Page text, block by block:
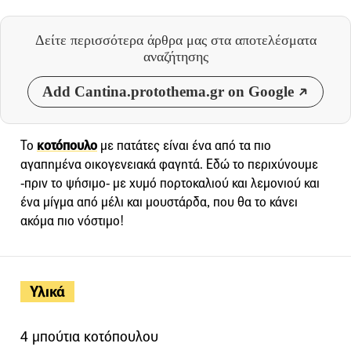
Δείτε περισσότερα άρθρα μας στα αποτελέσματα
αναζήτησης
Add Cantina.protothema.gr on Google
Υλικά
4 μπούτια κοτόπουλου
Το κοτόπουλο με πατάτες είναι ένα από τα πιο
αγαπημένα οικογενειακά φαγητά. Εδώ το περιχύνουμε
-πριν το ψήσιμο- με χυμό πορτοκαλιού και λεμονιού και
ένα μίγμα από μέλι και μουστάρδα, που θα το κάνει
ακόμα πιο νόστιμο!